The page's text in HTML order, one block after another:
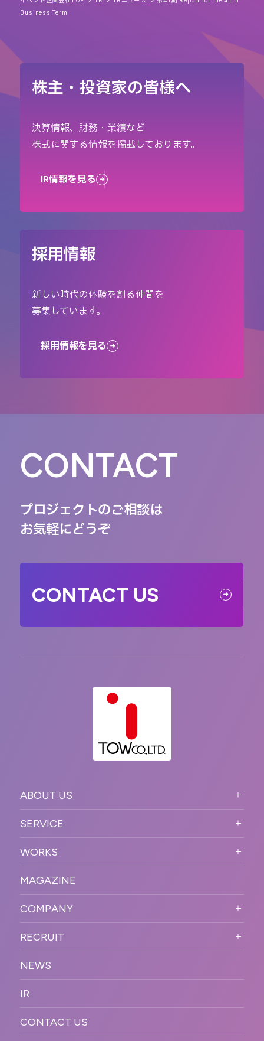
Business Term
株主・投資家の皆様へ
決算情報、財務・業績など
株式に関する情報を掲載しております。
IR情報を見る
採用情報
新しい時代の体験を創る仲間を
募集しています。
採用情報を見る
CONTACT
プロジェクトのご相談は
お気軽にどうぞ
CONTACT US
ABOUT US
PURPOSE
VISION
OUR DNA
SERVICE
STRONG POINT
BUSINESS DOMAIN
SOLUTION
WORKFLOW
WORKS
オンラインイベント
SNSプロモーション
プラットフォーム販
促
デジタル制作・映像
制作
PR
カンファレンス・展示会・アワ
ESPORTS・ゲームプロモーシ
MAGAZINE
COMPANY
COMPANY INFORMATION
MESSAGE
OFFICER
ACCESS
ORGANIZATION CHART
RECRUIT
新卒採用
キャリア採用
NEWS
IR
CONTACT US